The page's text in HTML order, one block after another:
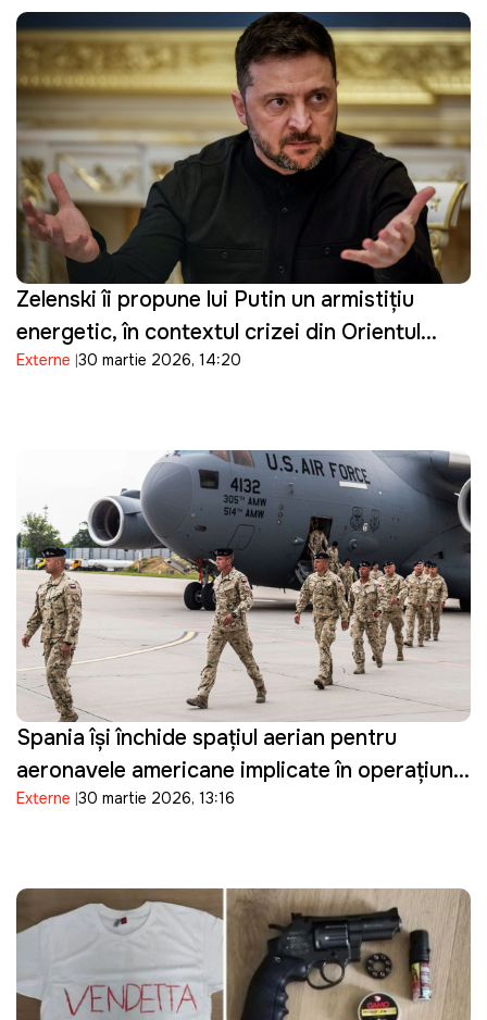
Zelenski îi propune lui Putin un armistițiu
energetic, în contextul crizei din Orientul
Mijlociu: "Suntem pregătiți"
Externe 30 martie 2026, 14:20
Spania își închide spațiul aerian pentru
aeronavele americane implicate în operațiuni
militare împotriva Iranului și restricționează
Externe 30 martie 2026, 13:16